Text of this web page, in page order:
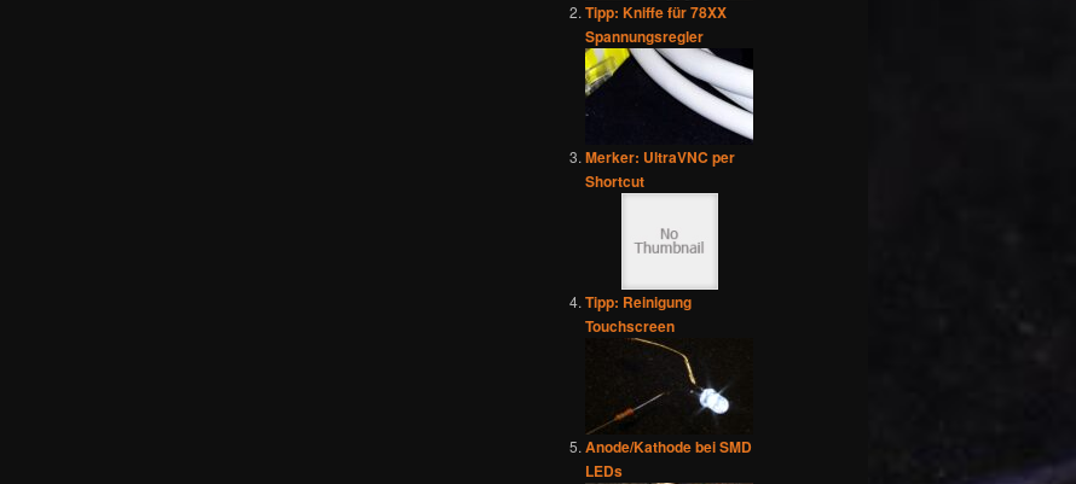
Tipp: Kniffe für 78XX
Spannungsregler
Merker: UltraVNC per
Shortcut
Tipp: Reinigung
Touchscreen
Anode/Kathode bei SMD
LEDs